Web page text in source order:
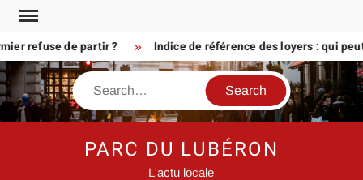
Skip
contentrefuse de partir ? Indice de référence des loyers : qui
Search
PARC DU LUBÉRON
L'actu locale